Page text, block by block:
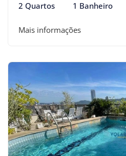
2 Quartos 1 Banheiro
Mais informações